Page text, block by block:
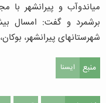
برشمرد و گفت: امسال
شهرستانهای پیرانشهر،
منبع ایسنا